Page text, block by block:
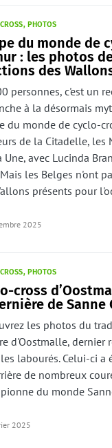
PHOTOS
du monde de
: les photos
des
personnes, c'est un
à la désormais
du monde de cyclo-
de la Citadelle, les
Une, avec Lucinda
les Belges n'ont
présents pour
2025
PHOTOS
cross
de Sanne
les photos du
d'Oostmalle, dernier
labourés. Celui-ci a
de nombreux
du monde
2025